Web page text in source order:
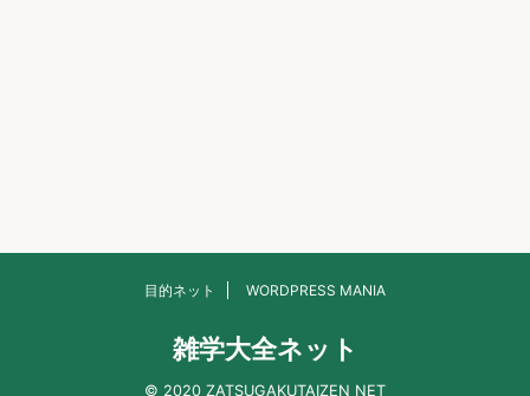
目的ネット WORDPRESS MANIA
雑学大全ネット
© 2020 ZATSUGAKUTAIZEN NET